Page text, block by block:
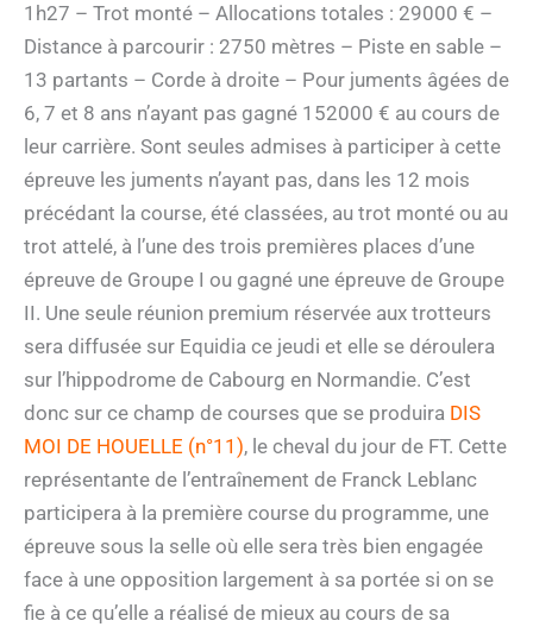
1h27 – Trot monté – Allocations totales : 29000 € –
Distance à parcourir : 2750 mètres – Piste en sable –
13 partants – Corde à droite – Pour juments âgées de
6, 7 et 8 ans n’ayant pas gagné 152000 € au cours de
leur carrière. Sont seules admises à participer à cette
épreuve les juments n’ayant pas, dans les 12 mois
précédant la course, été classées, au trot monté ou au
trot attelé, à l’une des trois premières places d’une
épreuve de Groupe I ou gagné une épreuve de Groupe
II. Une seule réunion premium réservée aux trotteurs
sera diffusée sur Equidia ce jeudi et elle se déroulera
sur l’hippodrome de Cabourg en Normandie. C’est
donc sur ce champ de courses que se produira DIS
MOI DE HOUELLE (n°11), le cheval du jour de FT. Cette
représentante de l’entraînement de Franck Leblanc
participera à la première course du programme, une
épreuve sous la selle où elle sera très bien engagée
face à une opposition largement à sa portée si on se
fie à ce qu’elle a réalisé de mieux au cours de sa